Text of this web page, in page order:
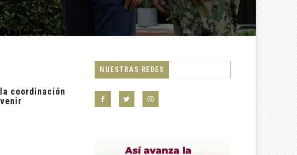
coordinación
NUESTRAS REDES